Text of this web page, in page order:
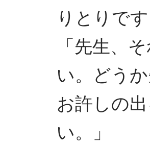
りとりで
「先生、
い。どう
お許しの
い。」